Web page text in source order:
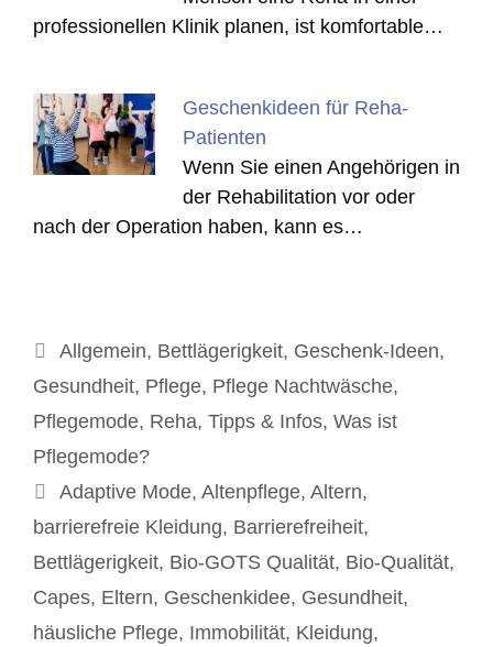
professionellen Klinik planen, ist komfortable…
Geschenkideen für Reha-
Patienten
Wenn Sie einen Angehörigen in
der Rehabilitation vor oder
nach der Operation haben, kann es…
Kategorien
Allgemein, Bettlägerigkeit, Geschenk-Ideen,
Gesundheit, Pflege, Pflege Nachtwäsche,
Pflegemode, Reha, Tipps & Infos, Was ist
Pflegemode?
Schlagwörter
Adaptive Mode, Altenpflege, Altern,
barrierefreie Kleidung, Barrierefreiheit,
Bettlägerigkeit, Bio-GOTS Qualität, Bio-Qualität,
Capes, Eltern, Geschenkidee, Gesundheit,
häusliche Pflege, Immobilität, Kleidung,